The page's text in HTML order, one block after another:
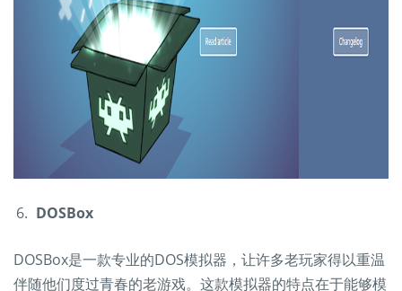
DOSBox
DOSBox是一款专业的DOS模拟器，让许多老玩家得以重温
伴随他们度过青春的老游戏。这款模拟器的特点在于能够模